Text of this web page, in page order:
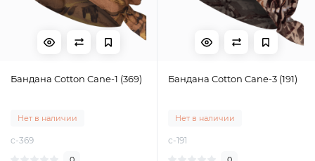
Бандана Cotton Cane-1 (369)
Нет в наличии
c-369
Бандана Cotton Cane-3 (191)
Нет в наличии
c-191